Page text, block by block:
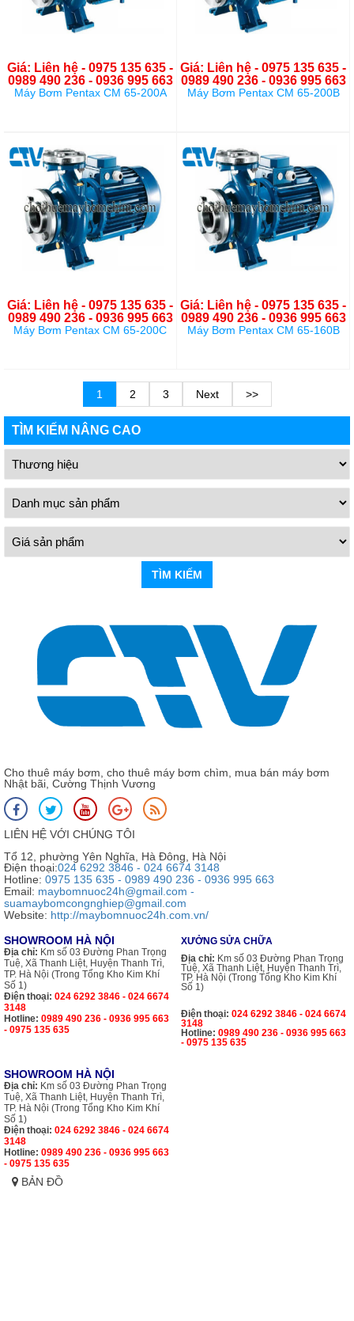
Giá: Liên hệ - 0975 135 635 -
0989 490 236 - 0936 995 663
Máy Bơm Pentax CM 65-200A
Giá: Liên hệ - 0975 135 635 -
0989 490 236 - 0936 995 663
Máy Bơm Pentax CM 65-200B
Giá: Liên hệ - 0975 135 635 -
0989 490 236 - 0936 995 663
Máy Bơm Pentax CM 65-200C
Giá: Liên hệ - 0975 135 635 -
0989 490 236 - 0936 995 663
Máy Bơm Pentax CM 65-160B
1 2 3 Next >>
TÌM KIẾM NÂNG CAO
TÌM KIẾM
Cho thuê máy bơm, cho thuê máy bơm chìm, mua bán máy bơm
Nhật bãi, Cường Thịnh Vương
LIÊN HỆ VỚI CHÚNG TÔI
Tổ 12, phường Yên Nghĩa, Hà Đông, Hà Nội
Điện thoại:024 6292 3846 - 024 6674 3148
Hotline: 0975 135 635 - 0989 490 236 - 0936 995 663
Email: maybomnuoc24h@gmail.com -
suamaybomcongnghiep@gmail.com
Website: http://maybomnuoc24h.com.vn/
SHOWROOM HÀ NỘI
Địa chỉ: Km số 03 Đường Phan Trọng
Tuệ, Xã Thanh Liệt, Huyện Thanh Trì,
TP. Hà Nội (Trong Tổng Kho Kim Khí
Số 1)
Điện thoại: 024 6292 3846 - 024 6674
3148
Hotline: 0989 490 236 - 0936 995 663
- 0975 135 635
XƯỞNG SỬA CHỮA
Địa chỉ: Km số 03 Đường Phan Trọng
Tuệ, Xã Thanh Liệt, Huyện Thanh Trì,
TP. Hà Nội (Trong Tổng Kho Kim Khí
Số 1)
Điện thoại: 024 6292 3846 - 024 6674
3148
Hotline: 0989 490 236 - 0936 995 663
- 0975 135 635
SHOWROOM HÀ NỘI
Địa chỉ: Km số 03 Đường Phan Trọng
Tuệ, Xã Thanh Liệt, Huyện Thanh Trì,
TP. Hà Nội (Trong Tổng Kho Kim Khí
Số 1)
Điện thoại: 024 6292 3846 - 024 6674
3148
Hotline: 0989 490 236 - 0936 995 663
- 0975 135 635
BẢN ĐỒ